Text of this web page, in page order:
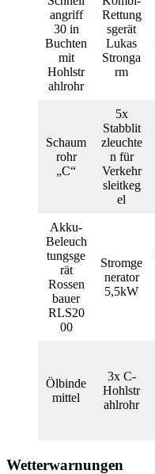
angriff
30 in
Buchten
mit
Hohlstr
ahlrohr
Rettung
sgerät
Lukas
Stronga
rm
Schaum
rohr
„C“
5x
Stabblit
zleuchte
n für
Verkehr
sleitkeg
el
Akku-
Beleuch
tungsge
rät
Rossen
bauer
RLS20
00
Stromge
nerator
5,5kW
Ölbinde
mittel
3x C-
Hohlstr
ahlrohr
Wetterwarnungen